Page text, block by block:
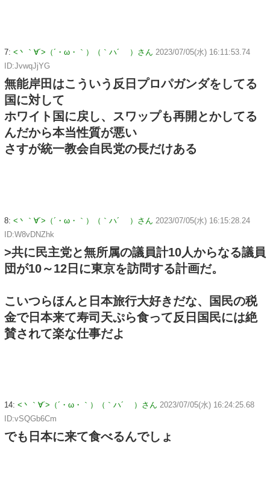
7: <丶｀∀´>（´・ω・｀）（｀ハ´ ）さん 2023/07/05(水) 16:11:53.74
ID:JvwqJjYG
無能岸田はこういう反日プロパガンダをしてる
国に対して
ホワイト国に戻し、スワップも再開とかしてる
んだから本当性質が悪い
さすが統一教会自民党の長だけある
8: <丶｀∀´>（´・ω・｀）（｀ハ´ ）さん 2023/07/05(水) 16:15:28.24
ID:W8vDNZhk
>共に民主党と無所属の議員計10人からなる議員
団が10～12日に東京を訪問する計画だ。
こいつらほんと日本旅行大好きだな、国民の税
金で日本来て寿司天ぷら食って反日国民には絶
賛されて楽な仕事だよ
14: <丶｀∀´>（´・ω・｀）（｀ハ´ ）さん 2023/07/05(水) 16:24:25.68
ID:vSQGb6Cm
でも日本に来て食べるんでしょ